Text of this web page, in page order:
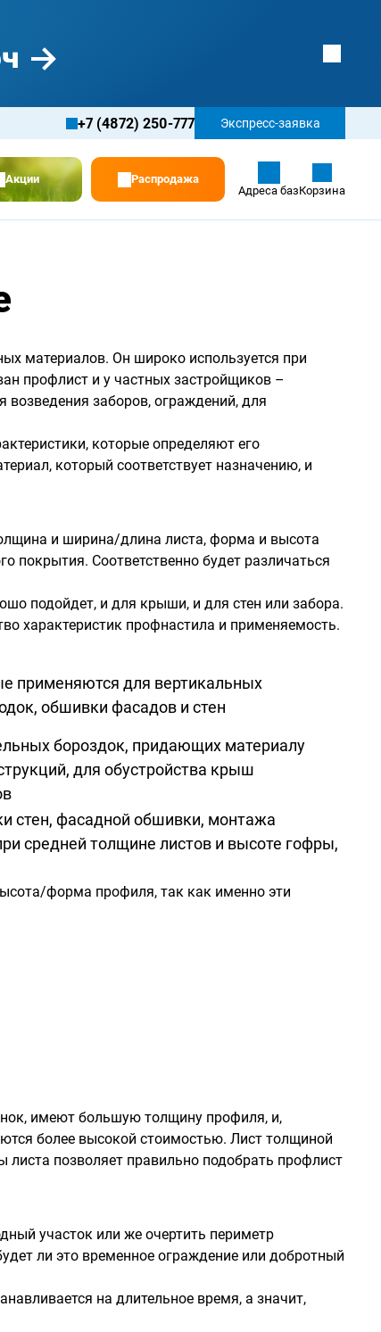
+7 (4872) 250-777 Экспресс-заявка
Акции
Распродажа
Адреса базКорзина
материалов. Он широко используется при
профлист и у частных застройщиков –
заборов, ограждений, для
которые определяют его
который соответствует назначению, и
и ширина/длина листа, форма и высота
покрытия. Соответственно будет различаться
подойдет, и для крыши, и для стен или забора.
характеристик профнастила и применяемость.
применяются для вертикальных
обшивки фасадов и стен
бороздок, придающих материалу
для обустройства крыш
стен, фасадной обшивки, монтажа
средней толщине листов и высоте гофры,
форма профиля, так как именно эти
имеют большую толщину профиля, и,
более высокой стоимостью. Лист толщиной
позволяет правильно подобрать профлист
участок или же очертить периметр
ли это временное ограждение или добротный
на длительное время, а значит,